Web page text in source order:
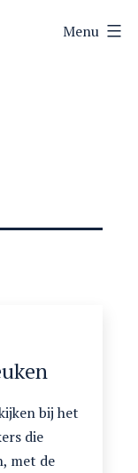
Menu
bij het
die
met de